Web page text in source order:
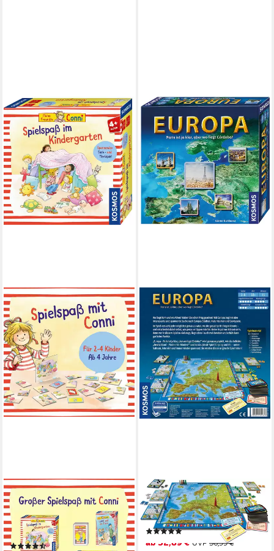
KOSMOS
Spiel Conni - Spielspaß im
Kindergarten, Kinderspiel,
Made in Germany
(2)
KOSMOS
Spiel Europa, Familienspiel,
Made in Germany
(7)
ab 32,89 € UVP 36,99 €